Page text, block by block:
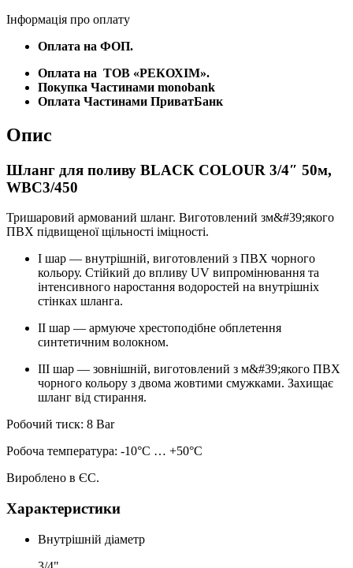
Інформація про оплату
Оплата на ФОП.
Оплата на ТОВ «РЕКОХІМ».
Покупка Частинами monobank
Оплата Частинами ПриватБанк
Опис
Шланг для поливу BLACK COLOUR 3/4″ 50м,
WBC3/450
Тришаровий армований шланг. Виготовлений зм&#39;якого
ПВХ підвищеної щільності іміцності.
I шар — внутрішній, виготовлений з ПВХ чорного
кольору. Стійкий до впливу UV випромінювання та
інтенсивного наростання водоростей на внутрішніх
стінках шланга.
II шар — армуюче хрестоподібне обплетення
синтетичним волокном.
III шар — зовнішній, виготовлений з м&#39;якого ПВХ
чорного кольору з двома жовтими смужками. Захищає
шланг від стирання.
Робочий тиск: 8 Bar
Робоча температура: -10°С … +50°С
Вироблено в ЄС.
Характеристики
Внутрішній діаметр